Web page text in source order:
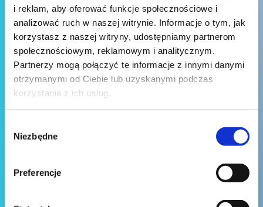
i reklam, aby oferować funkcje społecznościowe i
analizować ruch w naszej witrynie. Informacje o tym, jak
korzystasz z naszej witryny, udostępniamy partnerom
społecznościowym, reklamowym i analitycznym.
Partnerzy mogą połączyć te informacje z innymi danymi
otrzymanymi od Ciebie lub uzyskanymi podczas
korzystania z ich usług.
zgody
Niezbędne
Preferencje
Wyślij wiadomość